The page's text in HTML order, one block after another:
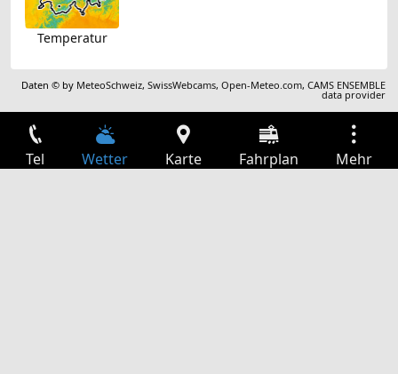
Temperatur
Daten © by MeteoSchweiz,SwissWebcams,Open-Meteo.com,CAMS ENSEMBLE
data provider
Tel Wetter Karte Fahrplan Mehr